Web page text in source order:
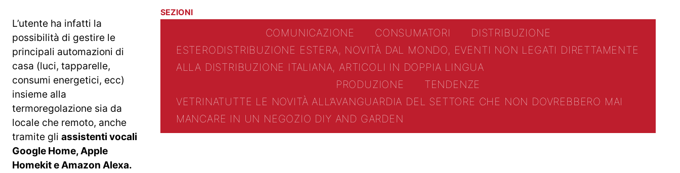
L’utente ha infatti la
possibilità di gestire le
principali automazioni di
casa (luci, tapparelle,
consumi energetici, ecc)
insieme alla
termoregolazione sia da
locale che remoto, anche
tramite gli assistenti vocali
Google Home, Apple
Homekit e Amazon Alexa.
SEZIONI
COMUNICAZIONE CONSUMATORI
DISTRIBUZIONE
ESTERODISTRIBUZIONE ESTERA, NOVITÀ DAL MONDO, EVENTI NON LEGATI DIRETTAMENTE
ALLA DISTRIBUZIONE ITALIANA, ARTICOLI IN DOPPIA LINGUA
PRODUZIONE
TENDENZE
VETRINATUTTE LE NOVITÀ ALL’AVANGUARDIA DEL SETTORE CHE NON DOVREBBERO MAI
MANCARE IN UN NEGOZIO DIY AND GARDEN